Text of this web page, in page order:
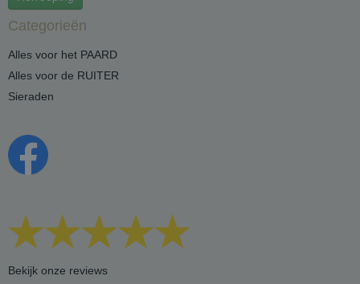
Categorieën
Alles voor het PAARD
Alles voor de RUITER
Sieraden
Bekijk onze reviews